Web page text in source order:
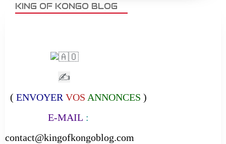
KING OF KONGO BLOG
✍
( ENVOYER VOS ANNONCES )
E-MAIL :
contact@kingofkongoblog.com